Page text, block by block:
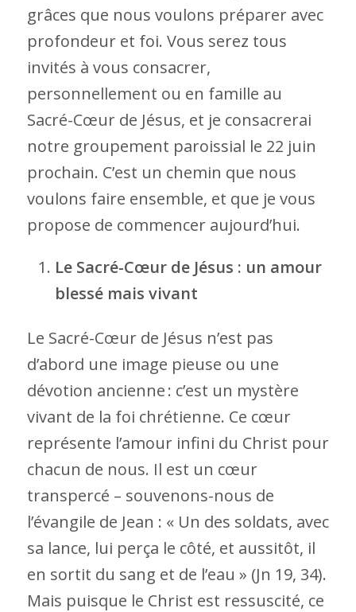
grâces que nous voulons préparer avec
profondeur et foi. Vous serez tous
invités à vous consacrer,
personnellement ou en famille au
Sacré-Cœur de Jésus, et je consacrerai
notre groupement paroissial le 22 juin
prochain. C’est un chemin que nous
voulons faire ensemble, et que je vous
propose de commencer aujourd’hui.
Le Sacré-Cœur de Jésus : un amour
blessé mais vivant
Le Sacré-Cœur de Jésus n’est pas
d’abord une image pieuse ou une
dévotion ancienne : c’est un mystère
vivant de la foi chrétienne. Ce cœur
représente l’amour infini du Christ pour
chacun de nous. Il est un cœur
transpercé – souvenons-nous de
l’évangile de Jean : « Un des soldats, avec
sa lance, lui perça le côté, et aussitôt, il
en sortit du sang et de l’eau » (Jn 19, 34).
Mais puisque le Christ est ressuscité, ce